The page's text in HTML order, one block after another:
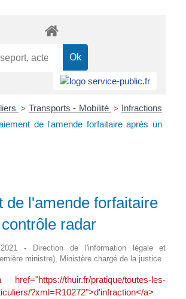
> Transports - Mobilité > Infractions
de l'amende forfaitaire après un
de l'amende forfaitaire
radar
- Direction de l'information légale et
ministre), Ministère chargé de la justice
thuir.fr/pratique/toutes-les-
?xml=R10272">d'infraction</a>